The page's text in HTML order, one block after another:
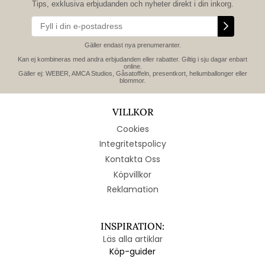
Tips, exklusiva erbjudanden och nyheter direkt i din inkorg.
Gäller endast nya prenumeranter.
Kan ej kombineras med andra erbjudanden eller rabatter. Giltig i sju dagar enbart
online.
Gäller ej: WEBER, AMCA Studios, Gåsatoffeln, presentkort, heliumballonger eller
blommor.
VILLKOR
Cookies
Integritetspolicy
Kontakta Oss
Köpvillkor
Reklamation
INSPIRATION:
Läs alla artiklar
Köp-guider